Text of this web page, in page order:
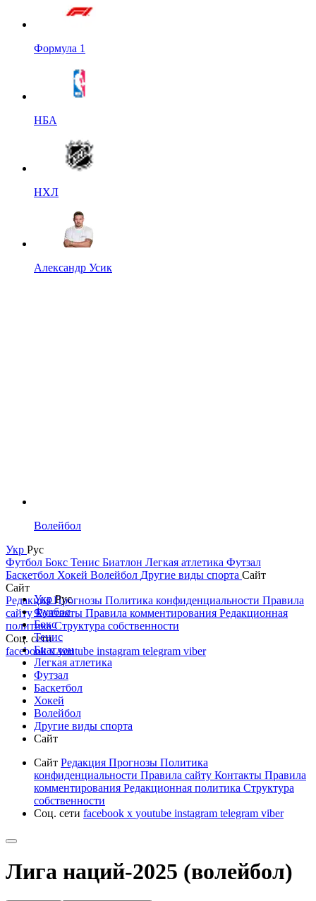
Формула 1
НБА
НХЛ
Александр Усик
Волейбол
Укр Рус
Футбол Бокс Тенис Биатлон Легкая атлетика Футзал
Баскетбол Хокей Волейбол Другие виды спорта Сайт
Сайт
РедакцияПрогнозы Политика конфиденциальности Правила
сайтуКонтакты Правила комментирования Редакционная
политикаСтруктура собственности
Соц. сети
facebookxyoutube instagram telegram viber
УкрРус
Футбол
Бокс
Тенис
Биатлон
Легкая атлетика
Футзал
Баскетбол
Хокей
Волейбол
Другие виды спорта
Сайт
Сайт Редакция Прогнозы Политика
конфиденциальности Правила сайту Контакты Правила
комментирования Редакционная политика Структура
собственности
Соц. сети facebook x youtube instagram telegram viber
Лига наций-2025 (волейбол)